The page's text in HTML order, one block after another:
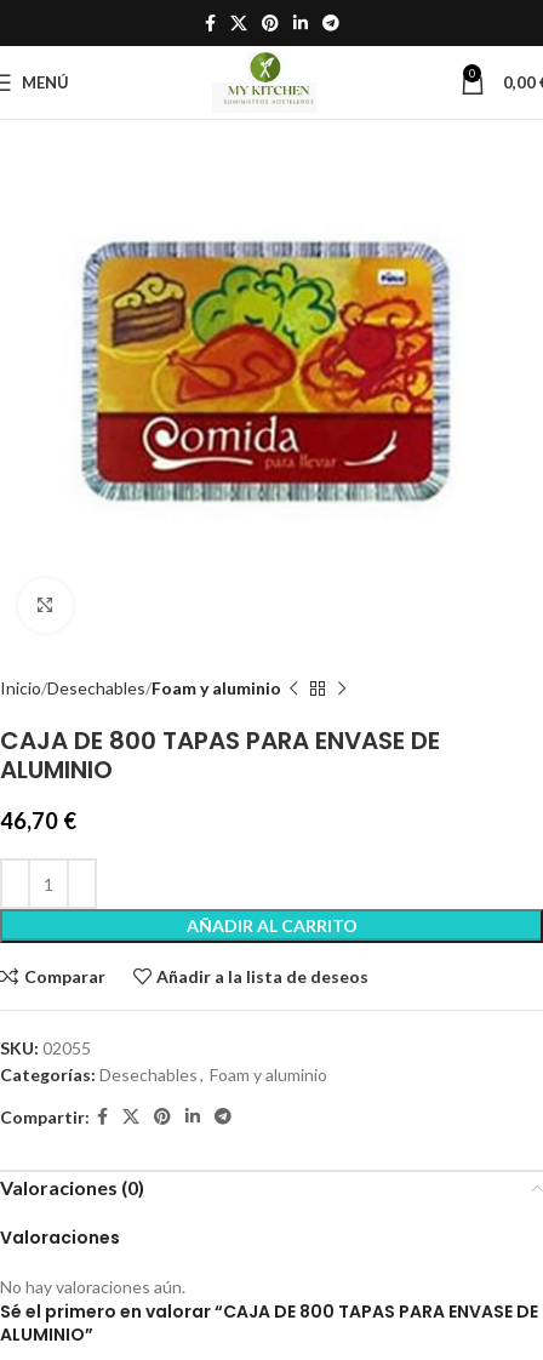
MENÚ 0 0,00
Inicio Desechables Foam y aluminio
CAJA DE 800 TAPAS PARA ENVASE DE
ALUMINIO
46,70 €
AÑADIR AL CARRITO
Comparar Añadir a la lista de deseos
SKU: 02055
Categorías: Desechables, Foam y aluminio
Compartir:
Valoraciones (0)
Valoraciones
No hay valoraciones aún.
Sé el primero en valorar “CAJA DE 800 TAPAS PARA ENVASE DE
ALUMINIO”